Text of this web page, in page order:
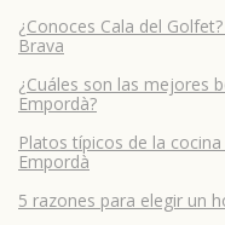
¿Conoces Cala del
Brava
¿Cuáles son las mejores
Empordà?
Platos típicos de la
Empordà
5 razones para elegir un